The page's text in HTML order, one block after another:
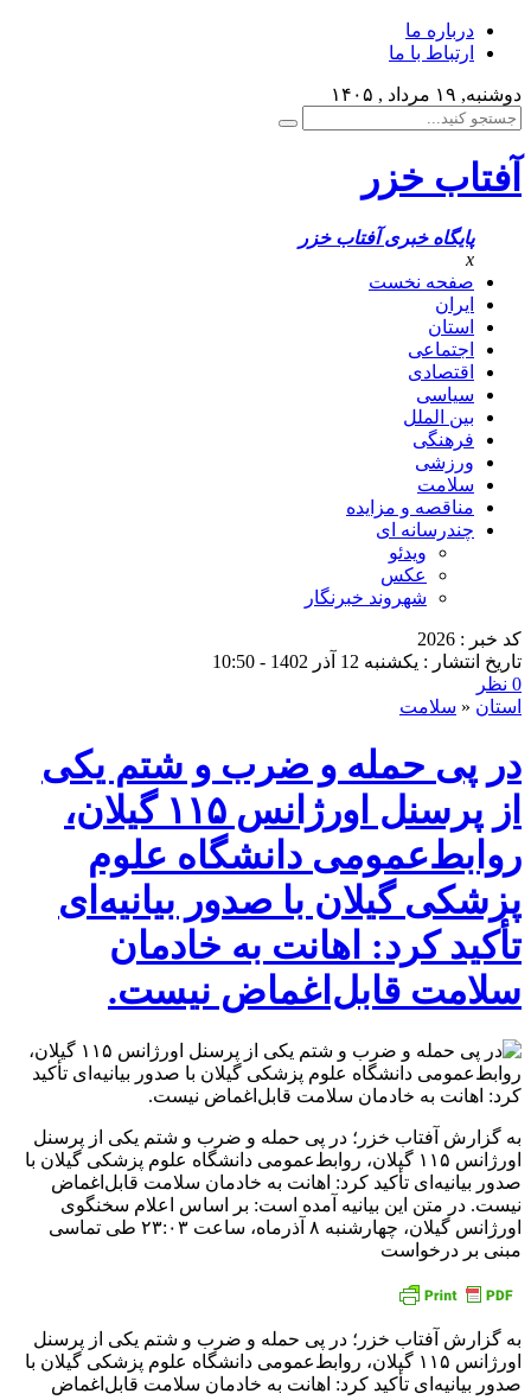
درباره ما
ارتباط با ما
دوشنبه, ۱۹ مرداد , ۱۴۰۵
آفتاب خزر
پایگاه خبری آفتاب خزر
x
صفحه نخست
ایران
استان
اجتماعی
اقتصادی
سیاسی
بین الملل
فرهنگی
ورزشی
سلامت
مناقصه و مزایده
چندرسانه ای
ویدئو
عکس
شهروند خبرنگار
کد خبر : 2026
تاریخ انتشار : یکشنبه 12 آذر 1402 - 10:50
0 نظر
استان « سلامت
در پی حمله و ضرب و شتم یکی
از پرسنل اورژانس ۱۱۵ گیلان،
روابط‌عمومی دانشگاه علوم
پزشکی گیلان با صدور بیانیه‌ای
تأکید کرد: اهانت به خادمان
سلامت قابل‌اغماض نیست.
به گزارش آفتاب خزر؛ در پی حمله و ضرب و شتم یکی از پرسنل
اورژانس ۱۱۵ گیلان، روابط‌عمومی دانشگاه علوم پزشکی گیلان با
صدور بیانیه‌ای تأکید کرد: اهانت به خادمان سلامت قابل‌اغماض
نیست. در متن این بیانیه آمده است: بر اساس اعلام سخنگوی
اورژانس گیلان، چهارشنبه ۸ آذرماه، ساعت ۲۳:۰۳ طی تماسی
مبنی بر درخواست
به گزارش آفتاب خزر؛ در پی حمله و ضرب و شتم یکی از پرسنل
اورژانس ۱۱۵ گیلان، روابط‌عمومی دانشگاه علوم پزشکی گیلان با
صدور بیانیه‌ای تأکید کرد: اهانت به خادمان سلامت قابل‌اغماض